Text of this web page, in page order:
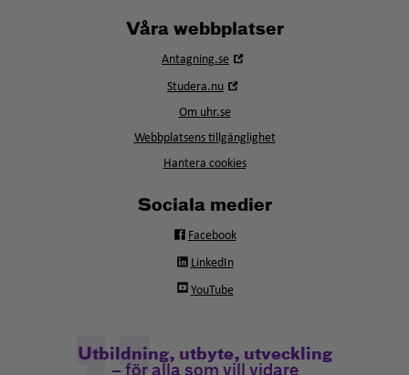
Våra webbplatser
Antagning.se
Studera.nu
fönster
Om uhr.se
Webbplatsens tillgänglighet
Hantera cookies
Sociala medier
Facebook
LinkedIn
YouTube
Utbildning, utbyte, utveckling
– för alla som vill vidare